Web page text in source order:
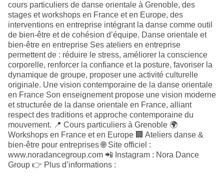
cours particuliers de danse orientale à Grenoble, des
stages et workshops en France et en Europe, des
interventions en entreprise intégrant la danse comme outil
de bien-être et de cohésion d’équipe. Danse orientale et
bien-être en entreprise Ses ateliers en entreprise
permettent de : réduire le stress, améliorer la conscience
corporelle, renforcer la confiance et la posture, favoriser la
dynamique de groupe, proposer une activité culturelle
originale. Une vision contemporaine de la danse orientale
en France Son enseignement propose une vision moderne
et structurée de la danse orientale en France, alliant
respect des traditions et approche contemporaine du
mouvement. 📍 Cours particuliers à Grenoble 🌍
Workshops en France et en Europe 🏢 Ateliers danse &
bien-être pour entreprises 🌐 Site officiel :
www.noradancegroup.com 📲 Instagram : Nora Dance
Group 👉 Plus d’informations :